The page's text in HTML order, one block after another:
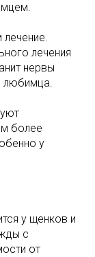
лечения
нервы
любимца.
более
у
у щенков и
с
от